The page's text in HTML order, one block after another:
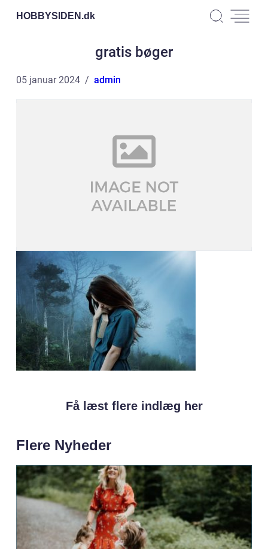
HOBBYSIDEN.dk
gratis bøger
05 januar 2024 admin
Få læst flere indlæg her
Flere Nyheder